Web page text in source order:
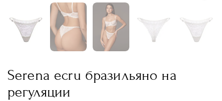
Serena ecru бразильяно на
регуляции